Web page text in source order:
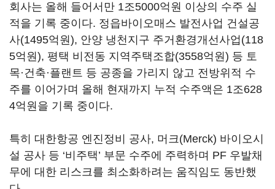
회사는 올해 들어서만 1조5000억원 이상의 수주 실
적을 기록 중이다. 정읍바이오매스 발전사업 건설공
사(1495억원), 안양 냉천지구 주거환경개선사업(118
5억원), 평택 비전동 지역주택조합(3558억원) 등 토
목·건축·플랜트 등 공종을 가리지 않고 전방위적 수
주를 이어가며 올해 현재까지 누적 수주액은 1조628
4억원을 기록 중이다.
특히 대한항공 엔진정비 공사, 머크(Merck) 바이오시
설 공사 등 ‘비주택’ 부문 수주에 주력하며 PF 우발채
무에 대한 리스크를 최소화하려는 움직임도 동반했